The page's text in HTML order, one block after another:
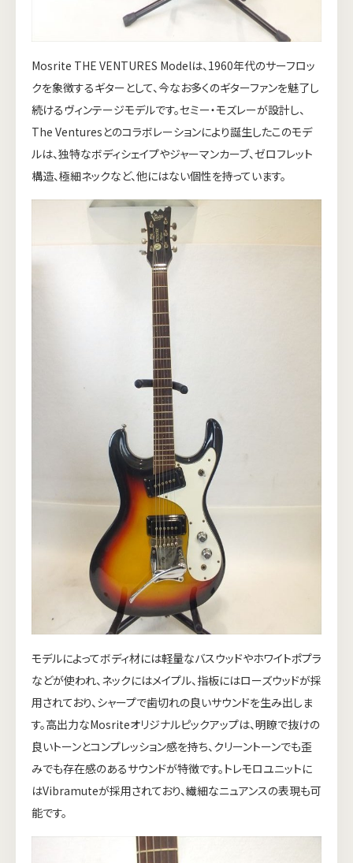
Mosrite THE VENTURES Modelは、1960年代のサーフロッ
クを象徴するギターとして、今なお多くのギターファンを魅了し
続けるヴィンテージモデルです。セミー・モズレーが設計し、
The Venturesとのコラボレーションにより誕生したこのモデ
ルは、独特なボディシェイプやジャーマンカーブ、ゼロフレット
構造、極細ネックなど、他にはない個性を持っています。
モデルによってボディ材には軽量なバスウッドやホワイトポプラ
などが使われ、ネックにはメイプル、指板にはローズウッドが採
用されており、シャープで歯切れの良いサウンドを生み出しま
す。高出力なMosriteオリジナルピックアップは、明瞭で抜けの
良いトーンとコンプレッション感を持ち、クリーントーンでも歪
みでも存在感のあるサウンドが特徴です。トレモロユニットに
はVibramuteが採用されており、繊細なニュアンスの表現も可
能です。